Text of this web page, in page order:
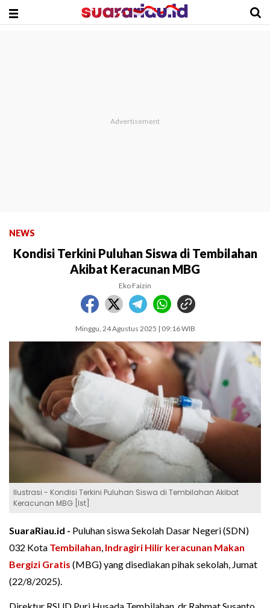
NEWS
Kondisi Terkini Puluhan Siswa di Tembilahan
Akibat Keracunan MBG
Eko Faizin
Minggu, 24 Agustus 2025 | 09:16 WIB
Ilustrasi - Kondisi Terkini Puluhan Siswa di Tembilahan Akibat
Keracunan MBG [Ist]
SuaraRiau.id - Puluhan siswa Sekolah Dasar Negeri (SDN)
032 Kota Tembilahan, Indragiri Hilir keracunan Makan
Bergizi Gratis (MBG) yang disediakan pihak sekolah, Jumat
(22/8/2025).